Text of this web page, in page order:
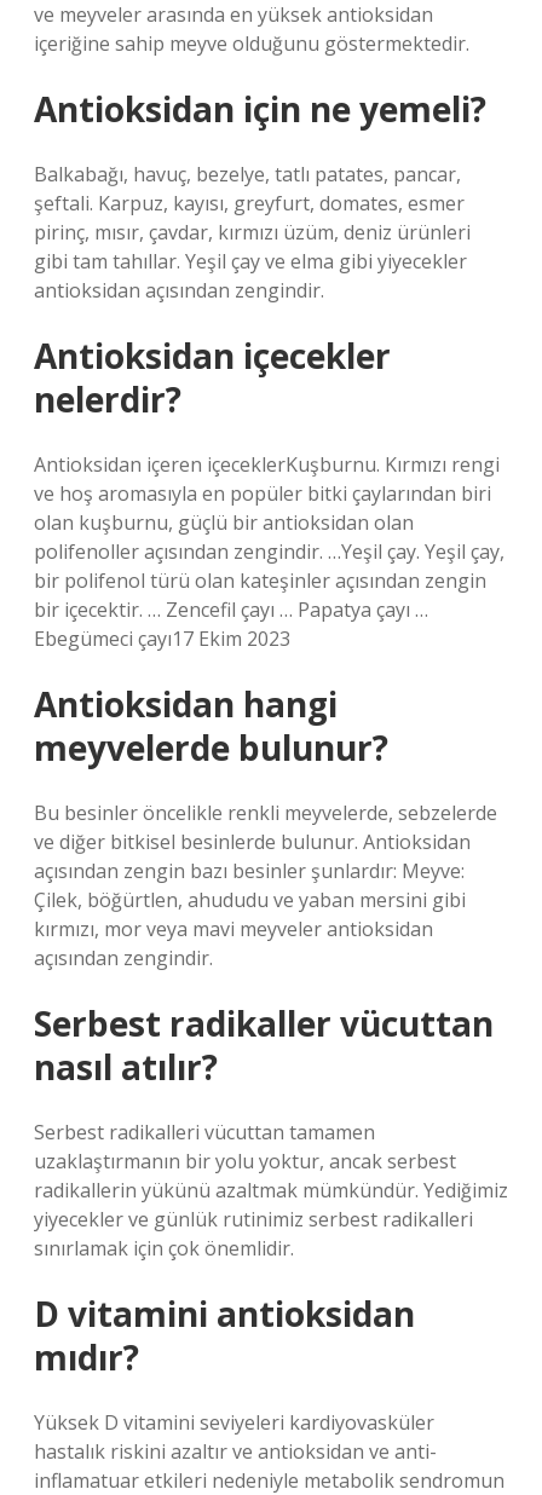
ve meyveler arasında en yüksek antioksidan
içeriğine sahip meyve olduğunu göstermektedir.
Antioksidan için ne yemeli?
Balkabağı, havuç, bezelye, tatlı patates, pancar,
şeftali. Karpuz, kayısı, greyfurt, domates, esmer
pirinç, mısır, çavdar, kırmızı üzüm, deniz ürünleri
gibi tam tahıllar. Yeşil çay ve elma gibi yiyecekler
antioksidan açısından zengindir.
Antioksidan içecekler
nelerdir?
Antioksidan içeren içeceklerKuşburnu. Kırmızı rengi
ve hoş aromasıyla en popüler bitki çaylarından biri
olan kuşburnu, güçlü bir antioksidan olan
polifenoller açısından zengindir. …Yeşil çay. Yeşil çay,
bir polifenol türü olan kateşinler açısından zengin
bir içecektir. … Zencefil çayı … Papatya çayı …
Ebegümeci çayı17 Ekim 2023
Antioksidan hangi
meyvelerde bulunur?
Bu besinler öncelikle renkli meyvelerde, sebzelerde
ve diğer bitkisel besinlerde bulunur. Antioksidan
açısından zengin bazı besinler şunlardır: Meyve:
Çilek, böğürtlen, ahududu ve yaban mersini gibi
kırmızı, mor veya mavi meyveler antioksidan
açısından zengindir.
Serbest radikaller vücuttan
nasıl atılır?
Serbest radikalleri vücuttan tamamen
uzaklaştırmanın bir yolu yoktur, ancak serbest
radikallerin yükünü azaltmak mümkündür. Yediğimiz
yiyecekler ve günlük rutinimiz serbest radikalleri
sınırlamak için çok önemlidir.
D vitamini antioksidan
mıdır?
Yüksek D vitamini seviyeleri kardiyovasküler
hastalık riskini azaltır ve antioksidan ve anti-
inflamatuar etkileri nedeniyle metabolik sendromun